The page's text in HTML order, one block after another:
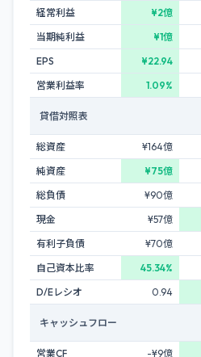
経常利益
¥2億
当期純利益
¥1億
EPS
¥22.94
営業利益率
1.09%
貸借対照表
総資産 ¥164億
純資産
¥75億
総負債
¥90億
現金
¥57億
有利子負債
¥70億
自己資本比率
45.34%
D/Eレシオ
0.94
キャッシュフロー
営業CF -¥9億